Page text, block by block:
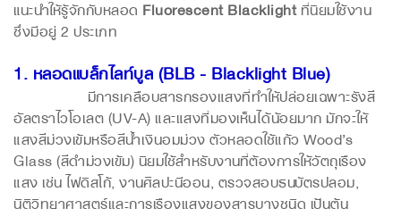
แนะนำให้รู้จักกับหลอด Fluorescent Blacklightที่นิยมใช้งาน
ซึ่งมีอยู่ 2 ประเภท
1. หลอดแบล็กไลท์บูล (BLB - Blacklight Blue)
มีการเคลือบสารกรองแสงที่ทำให้ปล่อยเฉพาะรังสี
อัลตราไวโอเลต (UV-A) และแสงที่มองเห็นได้น้อยมาก มักจะให้
แสงสีม่วงเข้มหรือสีน้ำเงินอมม่วง ตัวหลอดใช้แก้ว Wood’s
Glass (สีดำม่วงเข้ม) นิยมใช้สำหรับงานที่ต้องการให้วัตถุเรือง
แสง เช่น ไฟดิสโก้, งานศิลปะนีออน, ตรวจสอบธนบัตรปลอม,
นิติวิทยาศาสตร์และการเรืองแสงของสารบางชนิด เป้นต้น